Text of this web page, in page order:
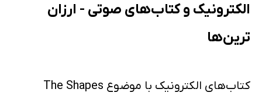
الکترونیک و کتاب‌های صوتی - ارزان
ترین‌ها
کتاب‌های الکترونیک با موضوع The Shapes